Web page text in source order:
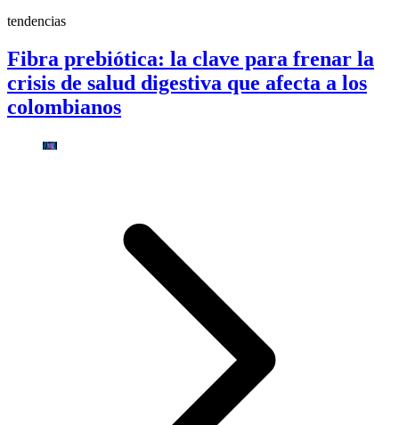
tendencias
Fibra prebiótica: la clave para frenar la
crisis de salud digestiva que afecta a los
colombianos